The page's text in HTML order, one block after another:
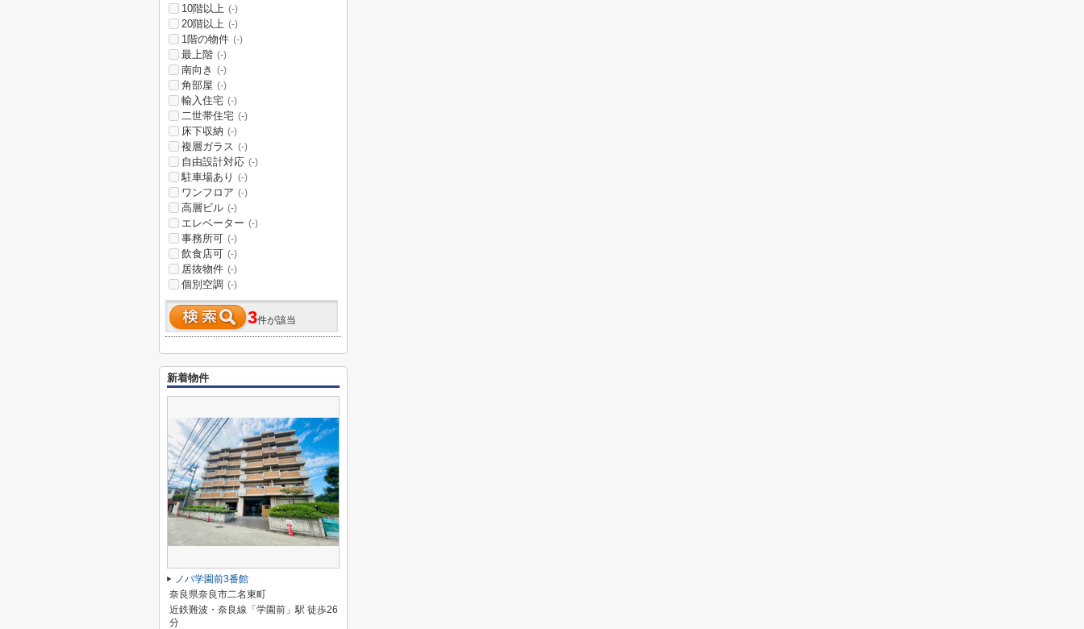
10階以上 (-)
20階以上 (-)
1階の物件 (-)
最上階 (-)
南向き (-)
角部屋 (-)
輸入住宅 (-)
二世帯住宅 (-)
床下収納 (-)
複層ガラス (-)
自由設計対応 (-)
駐車場あり (-)
ワンフロア (-)
高層ビル (-)
エレベーター (-)
事務所可 (-)
飲食店可 (-)
居抜物件 (-)
個別空調 (-)
3件が該当
新着物件
ノバ学園前3番館
奈良県奈良市二名東町
近鉄難波・奈良線「学園前」駅 徒歩26
分